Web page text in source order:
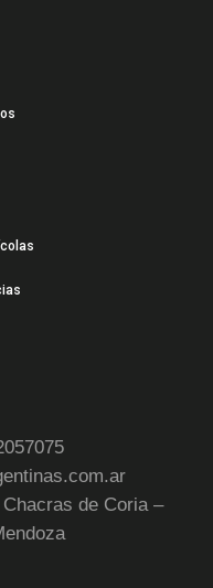
de Coria –